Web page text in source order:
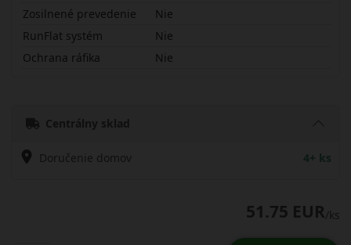
Zosilnené prevedenie
Nie
RunFlat systém
Nie
Ochrana ráfika
Nie
Centrálny sklad
Doručenie domov 4+ ks
51.75 EUR/ks